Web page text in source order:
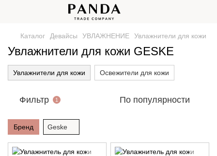
Каталог Девайсы УВЛАЖНЕНИЕ Увлажнители для кожи
Увлажнители для кожи GESKE
Увлажнители для кожи Освежители для кожи
Фильтр 1 По популярности
Бренд Geske